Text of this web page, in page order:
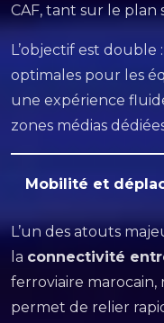
CAF, tant sur le plan
L’objectif est double
optimales pour les
une expérience
zones médias
Mobilité et
L’un des atouts
la connectivité
ferroviaire marocain,
permet de relier